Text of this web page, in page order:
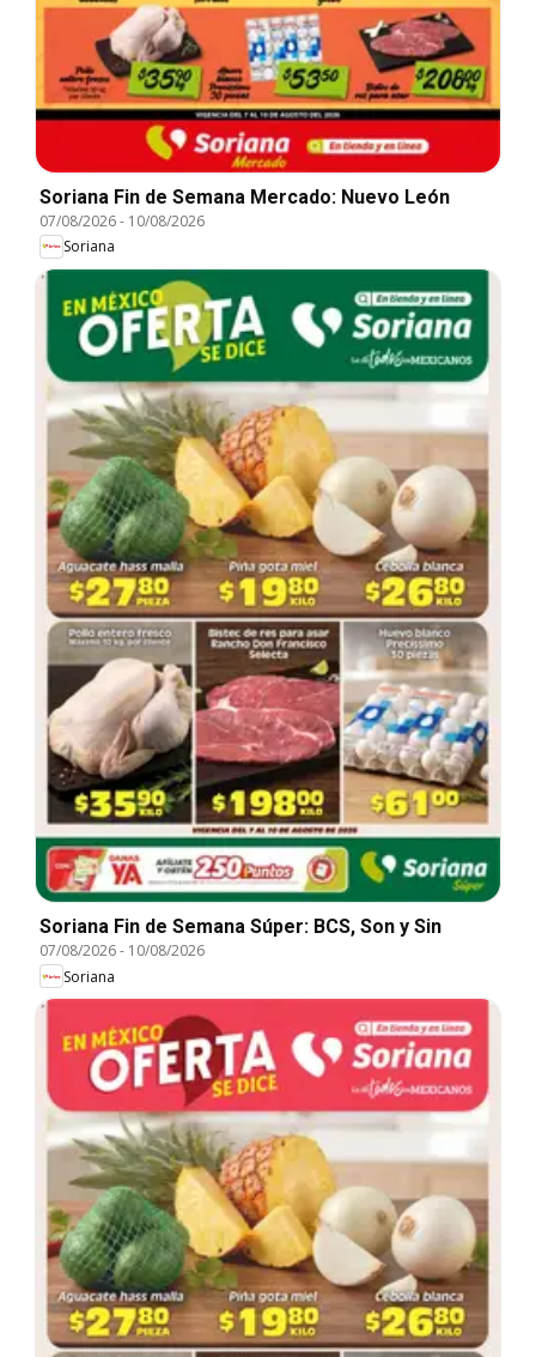
Soriana Fin de Semana Mercado: Nuevo León
07/08/2026- 10/08/2026
Soriana
Soriana Fin de Semana Súper: BCS, Son y Sin
07/08/2026- 10/08/2026
Soriana